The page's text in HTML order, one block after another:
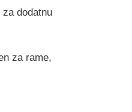
dodatnu
za rame,